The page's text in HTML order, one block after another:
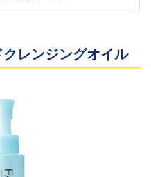
レンジングオイル